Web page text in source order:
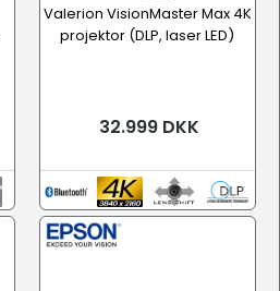
Valerion VisionMaster Max 4K
projektor (DLP, laser LED)
32.999 DKK